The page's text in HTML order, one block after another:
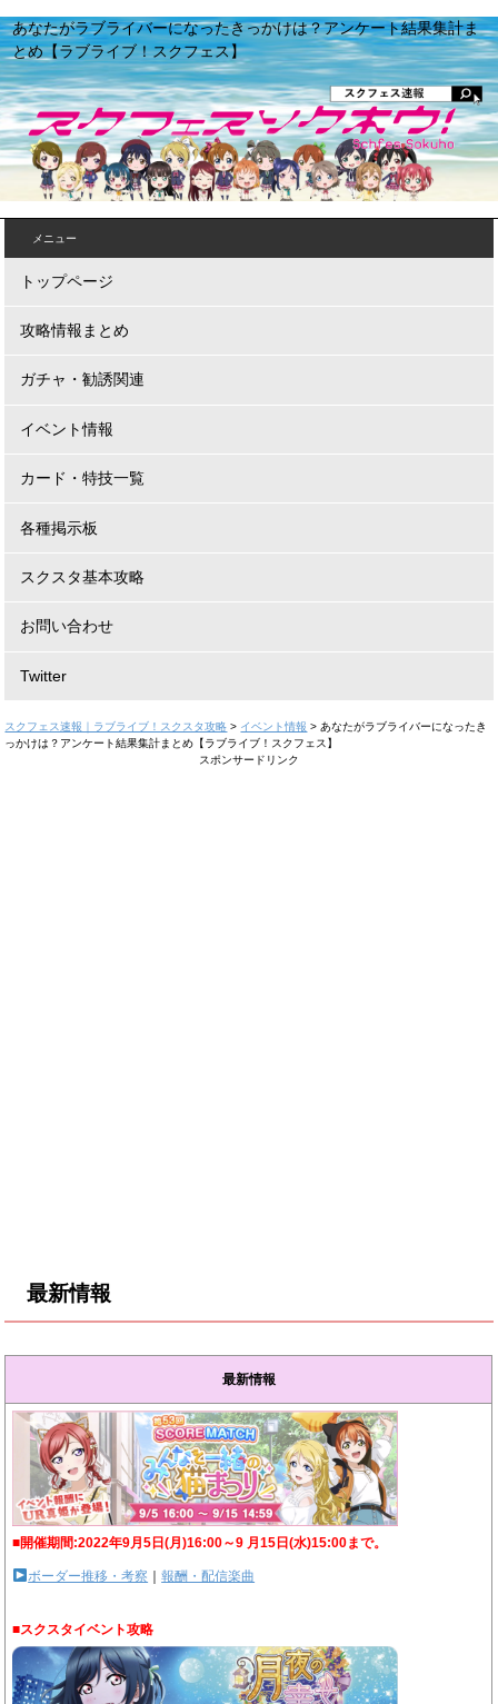
あなたがラブライバーになったきっかけは？アンケート結果集計ま
とめ【ラブライブ！スクフェス】
メニュー
トップページ
攻略情報まとめ
ガチャ・勧誘関連
イベント情報
カード・特技一覧
各種掲示板
スクスタ基本攻略
お問い合わせ
Twitter
スクフェス速報｜ラブライブ！スクスタ攻略 > イベント情報 > あなたがラブライバーになったき
っかけは？アンケート結果集計まとめ【ラブライブ！スクフェス】
スポンサードリンク
最新情報
最新情報
■開催期間:2022年9月5日(月)16:00～9 月15日(水)15:00まで。
ボーダー推移・考察 ｜報酬・配信楽曲
■スクスタイベント攻略